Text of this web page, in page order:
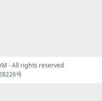
- All rights reserved
号